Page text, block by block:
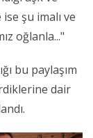
şu imalı ve
oğlanla..."
bu paylaşım
dair